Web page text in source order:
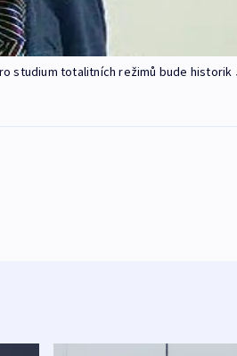
studium totalitních režimů bude historik